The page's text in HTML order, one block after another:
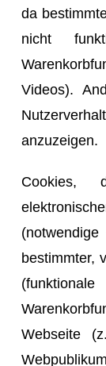
da
nicht
Videos).
anzuzeigen.
Cookies,
bestimmter,
Webseite